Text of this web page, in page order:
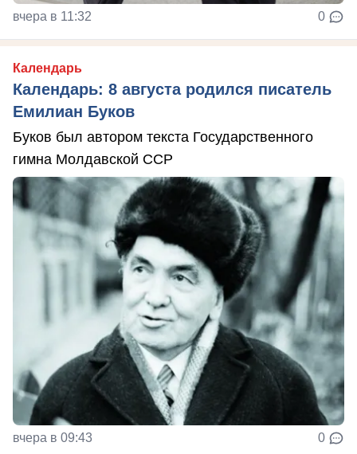
вчера в 11:32 0
Календарь
Календарь: 8 августа родился писатель
Емилиан Буков
Буков был автором текста Государственного
гимна Молдавской ССР
вчера в 09:43 0